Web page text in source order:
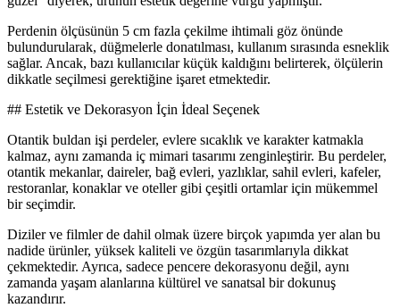
Perdenin ölçüsünün 5 cm fazla çekilme ihtimali göz önünde
bulundurularak, düğmelerle donatılması, kullanım sırasında esneklik
sağlar. Ancak, bazı kullanıcılar küçük kaldığını belirterek, ölçülerin
dikkatle seçilmesi gerektiğine işaret etmektedir.
## Estetik ve Dekorasyon İçin İdeal Seçenek
Otantik buldan işi perdeler, evlere sıcaklık ve karakter katmakla
kalmaz, aynı zamanda iç mimari tasarımı zenginleştirir. Bu perdeler,
otantik mekanlar, daireler, bağ evleri, yazlıklar, sahil evleri, kafeler,
restoranlar, konaklar ve oteller gibi çeşitli ortamlar için mükemmel
bir seçimdir.
Diziler ve filmler de dahil olmak üzere birçok yapımda yer alan bu
nadide ürünler, yüksek kaliteli ve özgün tasarımlarıyla dikkat
çekmektedir. Ayrıca, sadece pencere dekorasyonu değil, aynı
zamanda yaşam alanlarına kültürel ve sanatsal bir dokunuş
kazandırır.